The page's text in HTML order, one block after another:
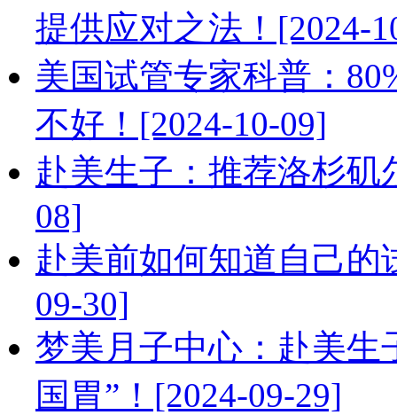
提供应对之法！[2024-
美国试管专家科普：
不好！[2024-10-09]
赴美生子：推荐洛杉矶
08]
赴美前如何知道自己的
09-30]
梦美月子中心：赴美生
国胃”！[2024-09-29]